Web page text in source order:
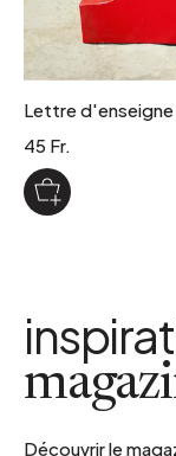
Lettre d'enseigne
45 Fr.
Découvrir le